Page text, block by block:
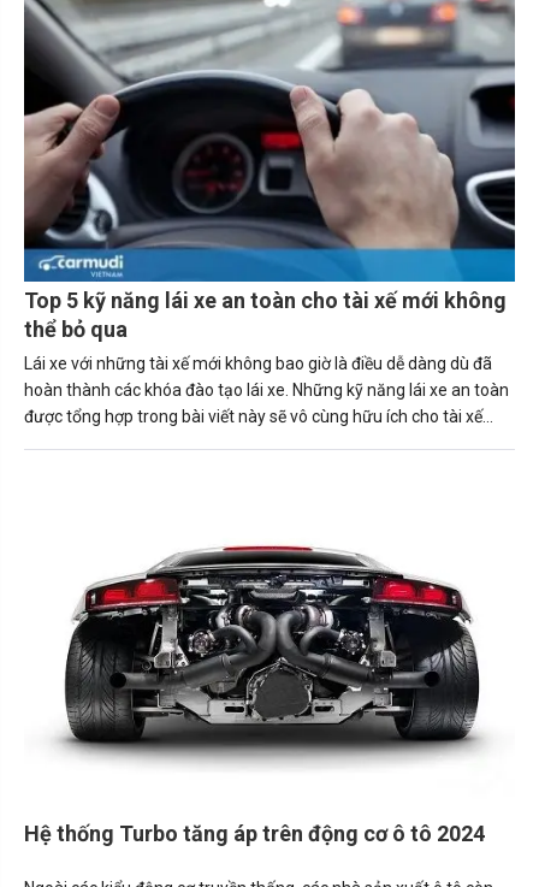
Top 5 kỹ năng lái xe an toàn cho tài xế mới không
thể bỏ qua
Lái xe với những tài xế mới không bao giờ là điều dễ dàng dù đã
hoàn thành các khóa đào tạo lái xe. Những kỹ năng lái xe an toàn
được tổng hợp trong bài viết này sẽ vô cùng hữu ích cho tài xế
Hệ thống Turbo tăng áp trên động cơ ô tô 2024